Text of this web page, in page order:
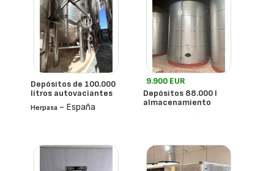
Depósitos de 100.000
litros autovaciantes
Herpasa - España
9.900 EUR
Depósitos 88.000 l
almacenamiento
- España